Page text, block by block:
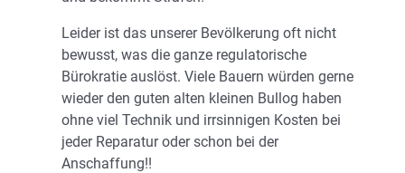
Leider ist das unserer Bevölkerung oft nicht
bewusst, was die ganze regulatorische
Bürokratie auslöst. Viele Bauern würden gerne
wieder den guten alten kleinen Bullog haben
ohne viel Technik und irrsinnigen Kosten bei
jeder Reparatur oder schon bei der
Anschaffung!!